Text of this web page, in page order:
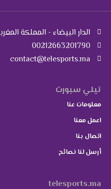
الدار البيضاء - المملكة المغربية
00212663201790
contact@telesports.ma
تيلي سبورت
معلومات عنا
اعمل معنا
اتصال بنا
أرسل لنا نصائح
telesports.ma